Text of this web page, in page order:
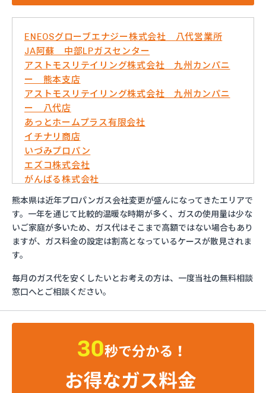
ENEOSグローブエナジー株式会社 八代営業所
JA阿蘇 中部LPガスセンター
アストモスリテイリング株式会社 九州カンパニ
ー 熊本支店
アストモスリテイリング株式会社 九州カンパニ
ー 八代店
あっとホームプラス有限会社
イチナリ商店
いづみプロパン
エズコ株式会社
がんばる株式会社
くまさんガス産業株式会社
こめやプロパン
さかいや
サンエス設備機器株式会社
ライフガス山口
リボンガス株式会社
愛和
井上商店
株式会社Misumi
熊本県は近年プロパンガス会社変更が盛んになってきたエリアで
す。一年を通じて比較的温暖な時期が多く、ガスの使用量は少な
いご家庭が多いため、ガス代はそこまで高額ではない場合もあり
ますが、ガス料金の設定は割高となっているケースが散見されま
す。
毎月のガス代を安くしたいとお考えの方は、一度当社の無料相談
窓口へとご相談ください。